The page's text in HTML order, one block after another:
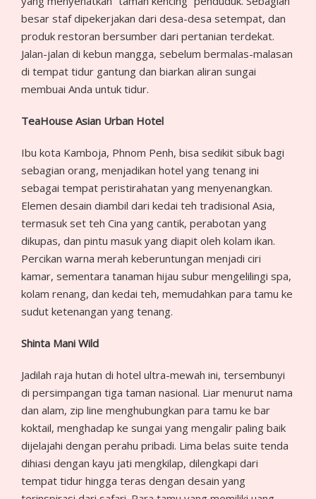
besar staf dipekerjakan dari desa-desa setempat, dan
produk restoran bersumber dari pertanian terdekat.
Jalan-jalan di kebun mangga, sebelum bermalas-malasan
di tempat tidur gantung dan biarkan aliran sungai
membuai Anda untuk tidur.
TeaHouse Asian Urban Hotel
Ibu kota Kamboja, Phnom Penh, bisa sedikit sibuk bagi
sebagian orang, menjadikan hotel yang tenang ini
sebagai tempat peristirahatan yang menyenangkan.
Elemen desain diambil dari kedai teh tradisional Asia,
termasuk set teh Cina yang cantik, perabotan yang
dikupas, dan pintu masuk yang diapit oleh kolam ikan.
Percikan warna merah keberuntungan menjadi ciri
kamar, sementara tanaman hijau subur mengelilingi spa,
kolam renang, dan kedai teh, memudahkan para tamu ke
sudut ketenangan yang tenang.
Shinta Mani Wild
Jadilah raja hutan di hotel ultra-mewah ini, tersembunyi
di persimpangan tiga taman nasional. Liar menurut nama
dan alam, zip line menghubungkan para tamu ke bar
koktail, menghadap ke sungai yang mengalir paling baik
dijelajahi dengan perahu pribadi. Lima belas suite tenda
dihiasi dengan kayu jati mengkilap, dilengkapi dari
tempat tidur hingga teras dengan desain yang